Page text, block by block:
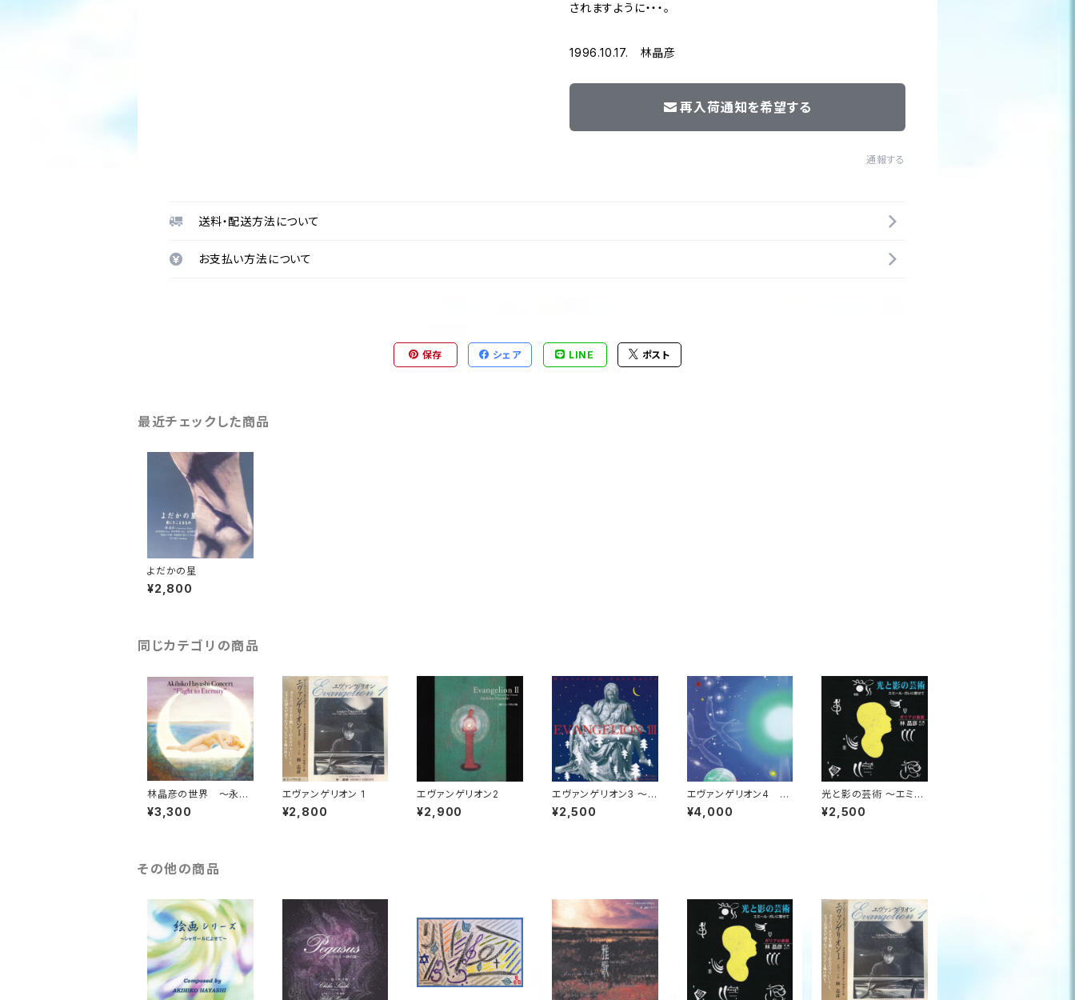
されますように・・・。
1996.10.17. 林晶彦
再入荷通知を希望する
通報する
送料・配送方法について
お支払い方法について
保存 シェア LINE ポスト
最近チェックした商品
よだかの星
¥2,800
同じカテゴリの商品
林晶彦の世界 ～永遠
の飛翔～
¥3,300
エヴァンゲリオン 1
¥2,800
エヴァンゲリオン2
¥2,900
エヴァンゲリオン3 ～ミ
ステリウム・パスカーリ
ス～
¥2,500
エヴァンゲリオン4 地
球の子守歌 ～いのちの
ささやきを聴く～
¥4,000
光と影の芸術 ～エミー
ル・ガレに寄せて～
¥2,500
その他の商品